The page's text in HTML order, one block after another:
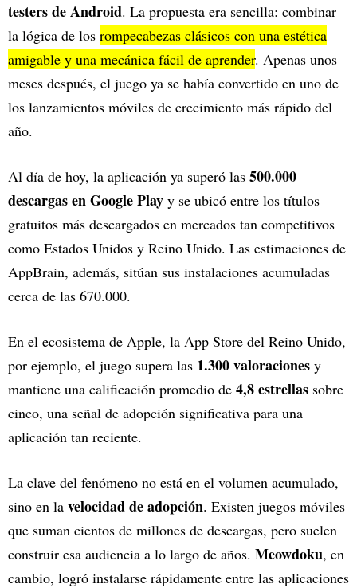
testers de Android. La propuesta era sencilla: combinar
la lógica de los rompecabezas clásicos con una estética
amigable y una mecánica fácil de aprender. Apenas unos
meses después, el juego ya se había convertido en uno de
los lanzamientos móviles de crecimiento más rápido del
año.
Al día de hoy, la aplicación ya superó las 500.000
descargas en Google Play y se ubicó entre los títulos
gratuitos más descargados en mercados tan competitivos
como Estados Unidos y Reino Unido. Las estimaciones de
AppBrain, además, sitúan sus instalaciones acumuladas
cerca de las 670.000.
En el ecosistema de Apple, la App Store del Reino Unido,
por ejemplo, el juego supera las 1.300 valoraciones y
mantiene una calificación promedio de 4,8 estrellas sobre
cinco, una señal de adopción significativa para una
aplicación tan reciente.
La clave del fenómeno no está en el volumen acumulado,
sino en la velocidad de adopción. Existen juegos móviles
que suman cientos de millones de descargas, pero suelen
construir esa audiencia a lo largo de años. Meowdoku, en
cambio, logró instalarse rápidamente entre las aplicaciones